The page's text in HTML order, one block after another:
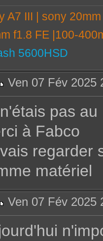
A7 III | sony
f1.8 FE |100-
5600HSD
e
Ven 07 Fév 2025
pas
à Fabco
regarder
matériel
e
Ven 07 Fév 2025